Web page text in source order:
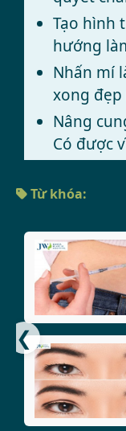
Tạo hình
hướng
Nhấn mí
xong đẹp
Nâng
Có được
Từ khóa: